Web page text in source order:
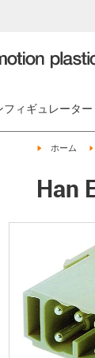
フィギュレーター
igus-icon-
ホーム
Han